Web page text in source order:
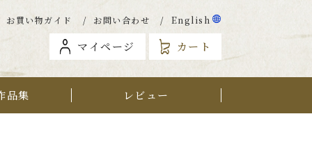
お買い物ガイド お問い合わせ English
マイページ カート
品集 レビュー